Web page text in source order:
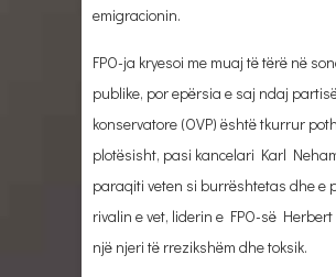
emigracionin.
FPO-ja kryesoi me muaj të tërë në
publike, por epërsia e saj ndaj
konservatore (OVP) është tkurrur
plotësisht, pasi kancelari Karl
paraqiti veten si burrështetas dhe e
rivalin e vet, liderin e FPO-së Herbert
një njeri të rrezikshëm dhe toksik.